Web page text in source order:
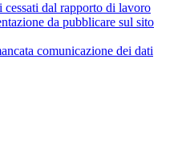
cessati dal rapporto di lavoro
da pubblicare sul sito
comunicazione dei dati